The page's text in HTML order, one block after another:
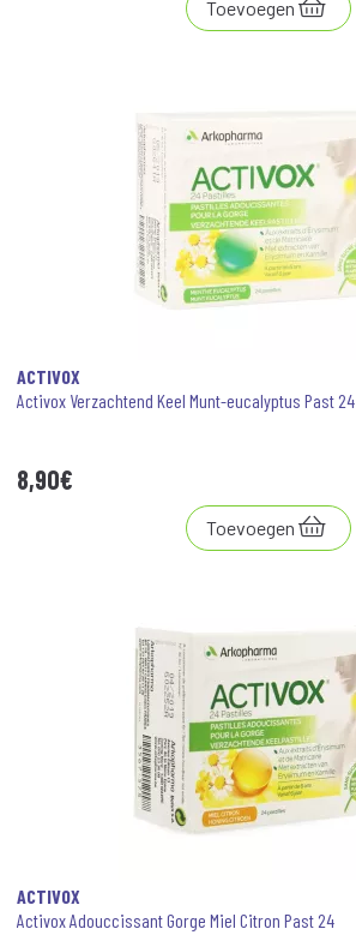
Toevoegen
ACTIVOX
Activox Verzachtend Keel Munt-eucalyptus Past 24
8,90€
Toevoegen
ACTIVOX
Activox Adouccissant Gorge Miel Citron Past 24